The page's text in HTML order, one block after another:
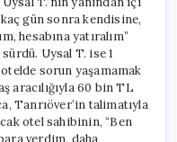
gün sonra kendisine,
hesabına yatıralım”
Uysal T. ise 1
sorun yaşamamak
aracılığıyla 60 bin TL
Tanrıöver’in talimatıyla
otel sahibinin, “Ben
verdim, daha